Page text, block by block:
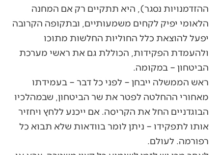
ההזדמנויות נסגר), היא תתקיים רק אם המחנה
הלאומי יפיק לקחים משמעותיים, ובתקופה הקרובה
יפעל להוצאת כלל החוליות החלשות מתוכו
ולהעמדת הפקידות, הכוללת גם את ראשי מערכת
הביטחון – במקומה.
ראש הממשלה ייבחן – לפני כל דבר – בעמידתו
מאחורי ההחלטה לפטר את שר הביטחון, שבמהלכיו
הבוגדניים החל את הקריסה. אם ייכנע ללחץ ויחזיר
אותו לתפקידו – ניתן לומר בוודאות שלא תבוא כל
רפורמה. לעולם.